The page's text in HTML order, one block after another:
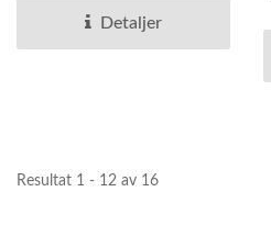
Detaljer
Resultat 1 - 12 av 16